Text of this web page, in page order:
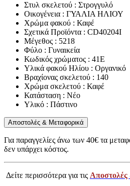
Στυλ σκελετού : Στρογγυλό
Οικογένεια : ΓΥΑΛΙΑ ΗΛΙΟΥ
Χρώμα φακού : Καφέ
Σχετικά Προϊόντα : CD40204I
Μέγεθος : 5218
Φύλο : Γυναικεία
Κωδικός χρώματος : 41E
Υλικά φακού Ηλίου : Οργανικό
Βραχίονας σκελετού : 140
Χρώμα σκελετού : Καφέ
Κατάσταση : Νέο
Υλικό : Πάστινο
Αποστολές & Μεταφορικά
Για παραγγελίες άνω των 40€ τα
δεν υπάρχει κόστος.
Δείτε περισσότερα για τις